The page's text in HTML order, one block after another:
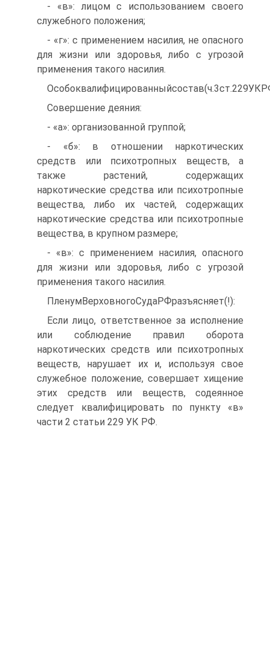
- «в»: лицом с использованием своего
служебного положения;
- «г»: с применением насилия, не опасного
для жизни или здоровья, либо с угрозой
применения такого насилия.
Совершение деяния:
- «а»: организованной группой;
- «б»: в отношении наркотических
средств или психотропных веществ, а
также растений, содержащих
наркотические средства или психотропные
вещества, либо их частей, содержащих
наркотические средства или психотропные
вещества, в крупном размере;
- «в»: с применением насилия, опасного
для жизни или здоровья, либо с угрозой
применения такого насилия.
ПленумВерховногоСудаРФразъясняет(!):
Если лицо, ответственное за исполнение
или соблюдение правил оборота
наркотических средств или психотропных
веществ, нарушает их и, используя свое
служебное положение, совершает хищение
этих средств или веществ, содеянное
следует квалифицировать по пункту «в»
части 2 статьи 229 УК РФ.